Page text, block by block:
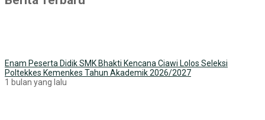
Enam Peserta Didik SMK Bhakti Kencana Ciawi Lolos Seleksi
Poltekkes Kemenkes Tahun Akademik 2026/2027
1 bulan yang lalu